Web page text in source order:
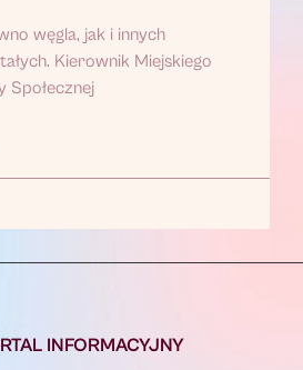
węgla, jak i innych
Kierownik Miejskiego
Społecznej
INFORMACYJNY